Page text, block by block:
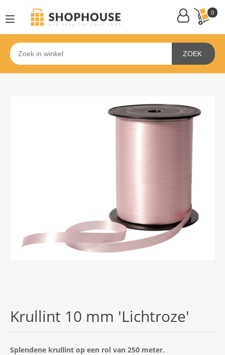
0
ZOEK
Krullint 10 mm 'Lichtroze'
Splendene krullint op een rol van 250 meter.